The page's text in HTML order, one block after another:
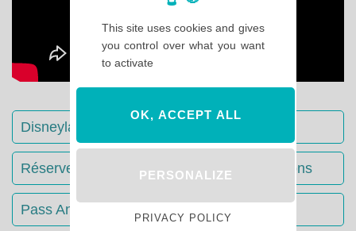
Disneyland Paris : Le guide complet
Réserver votre séjour : toutes les informations
Pass Annuels Disney : informations
This site uses cookies and gives
you control over what you want
to activate
OK, ACCEPT ALL
PERSONALIZE
PRIVACY POLICY